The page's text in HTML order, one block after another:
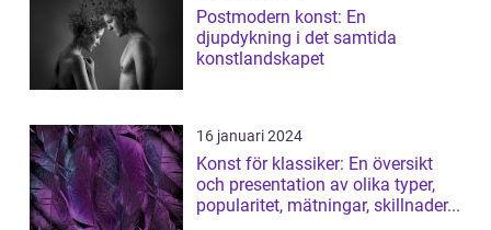
Postmodern konst: En
djupdykning i det samtida
konstlandskapet
16 januari 2024
Konst för klassiker: En översikt
och presentation av olika typer,
popularitet, mätningar, skillnader...